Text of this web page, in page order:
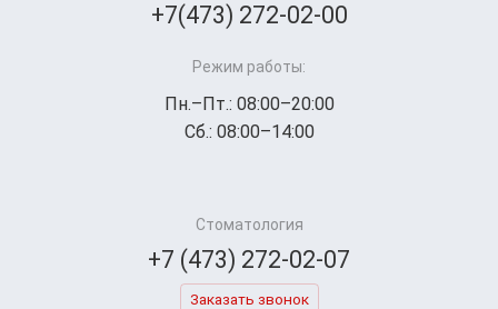
+7(473) 272-02-00
Режим работы:
Пн.–Пт.: 08:00–20:00
Сб.: 08:00–14:00
Стоматология
+7 (473) 272-02-07
Заказать звонок